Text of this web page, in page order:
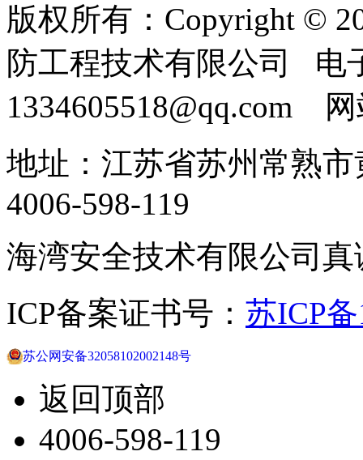
版权所有：Copyright ©
防工程技术有限公司 电
1334605518@qq.com
地址：江苏省苏州常熟
4006-598-119
海湾安全技术有限公司
ICP备案证书号： 苏ICP
苏公网安备32058102002148号
返回顶部
4006-598-119